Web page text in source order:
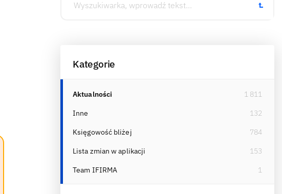
Kategorie
Aktualności 1 811
Inne 132
Księgowość bliżej 784
Lista zmian w aplikacji 153
Team IFIRMA 1